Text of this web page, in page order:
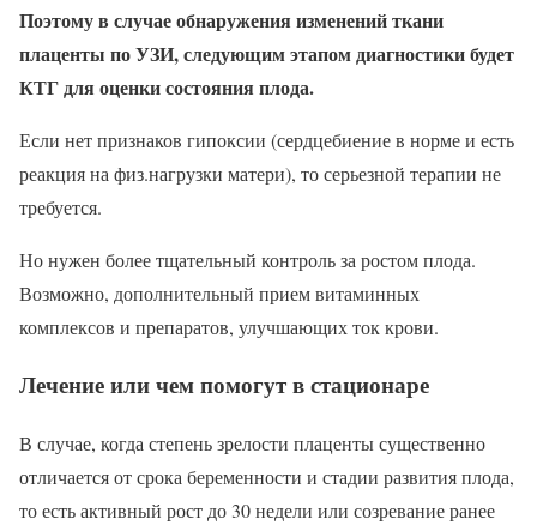
Поэтому в случае обнаружения изменений ткани
плаценты по УЗИ, следующим этапом диагностики будет
КТГ для оценки состояния плода.
Если нет признаков гипоксии (сердцебиение в норме и есть
реакция на физ.нагрузки матери), то серьезной терапии не
требуется.
Но нужен более тщательный контроль за ростом плода.
Возможно, дополнительный прием витаминных
комплексов и препаратов, улучшающих ток крови.
Лечение или чем помогут в стационаре
В случае, когда степень зрелости плаценты существенно
отличается от срока беременности и стадии развития плода,
то есть активный рост до 30 недели или созревание ранее